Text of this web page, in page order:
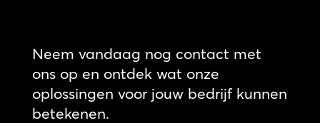
Neem vandaag nog contact met
ons op en ontdek wat onze
oplossingen voor jouw bedrijf kunnen
betekenen.